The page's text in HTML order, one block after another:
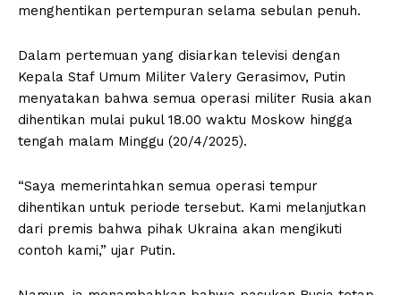
menghentikan pertempuran selama sebulan penuh.
Dalam pertemuan yang disiarkan televisi dengan
Kepala Staf Umum Militer Valery Gerasimov, Putin
menyatakan bahwa semua operasi militer Rusia akan
dihentikan mulai pukul 18.00 waktu Moskow hingga
tengah malam Minggu (20/4/2025).
“Saya memerintahkan semua operasi tempur
dihentikan untuk periode tersebut. Kami melanjutkan
dari premis bahwa pihak Ukraina akan mengikuti
contoh kami,” ujar Putin.